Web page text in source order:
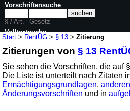
Start > RentÜG > § 13 >Zitierung
Zitierungen von§ 13
Sie sehen die Vorschriften, die auf
Die Liste ist unterteilt nach Zitaten
Ermächtigungsgrundlagen,
Änderungsvorschriften und in
Vorschriftensuche
§ / Art.
Gesetz
Volltextsuche
nur in RentÜG